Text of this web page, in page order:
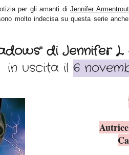
per gli amanti diJennifer Armentrout
molto indecisa su questa serie
di Jennifer
in uscita il 6